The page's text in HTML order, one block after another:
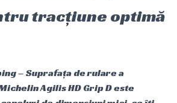
tracțiune optimă
– Suprafața de rulare a
Agilis HD Grip D este